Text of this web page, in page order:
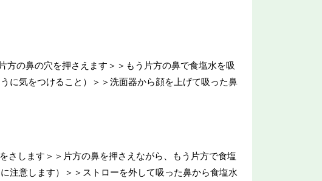
の鼻の穴を押さえます＞＞もう片方の鼻で食塩水を吸
に気をつけること）＞＞洗面器から顔を上げて吸った鼻
さします＞＞片方の鼻を押さえながら、もう片方で食塩
注意します）＞＞ストローを外して吸った鼻から食塩水